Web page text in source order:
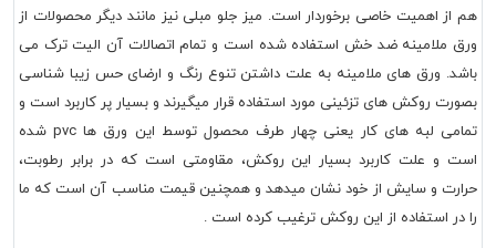
هم از اهمیت خاصی برخوردار است. میز جلو مبلی نیز مانند دیگر محصولات از
ورق ملامینه ضد خش استفاده شده است و تمام اتصالات آن الیت ترک می
باشد. ورق های ملامینه به علت داشتن تنوع رنگ و ارضای حس زیبا شناسی
بصورت روکش های تزئینی مورد استفاده قرار میگیرند و بسیار پر کاربرد است و
تمامی لبه های کار یعنی چهار طرف محصول توسط این ورق ها pvc شده
است و علت کاربرد بسیار این روکش، مقاومتی است که در برابر رطوبت،
حرارت و سایش از خود نشان میدهد و همچنین قیمت مناسب آن است که ما
را در استفاده از این روکش ترغیب کرده است .